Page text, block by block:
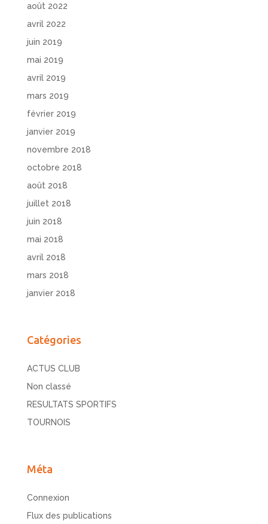
août 2022
avril 2022
juin 2019
mai 2019
avril 2019
mars 2019
février 2019
janvier 2019
novembre 2018
octobre 2018
août 2018
juillet 2018
juin 2018
mai 2018
avril 2018
mars 2018
janvier 2018
Catégories
ACTUS CLUB
Non classé
RESULTATS SPORTIFS
TOURNOIS
Méta
Connexion
Flux des publications